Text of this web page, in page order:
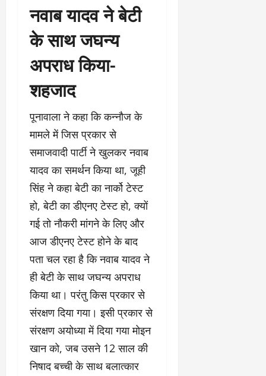
नवाब यादव ने बेटी
के साथ जघन्य
अपराध किया-
शहजाद
पूनावाला ने कहा कि कन्नौज के
मामले में जिस प्रकार से
समाजवादी पार्टी ने खुलकर नवाब
यादव का समर्थन किया था, जूही
सिंह ने कहा बेटी का नार्को टेस्ट
हो, बेटी का डीएनए टेस्ट हो, क्यों
गई तो नौकरी मांगने के लिए और
आज डीएनए टेस्ट होने के बाद
पता चल रहा है कि नवाब यादव ने
ही बेटी के साथ जघन्य अपराध
किया था। परंतु किस प्रकार से
संरक्षण दिया गया। इसी प्रकार से
संरक्षण अयोध्या में दिया गया मोइन
खान को, जब उसने 12 साल की
निषाद बच्ची के साथ बलात्कार